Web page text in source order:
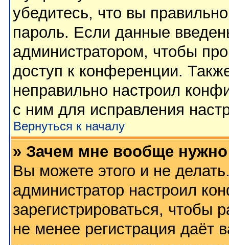
убедитесь, что вы
пароль. Если данные
администратором, чтобы
доступ к конференции.
неправильно настроил
с ним для исправления
Вернуться к началу
» Зачем мне вообще нужно
Вы можете этого и не
администратор настроил
зарегистрироваться,
не менее регистрация даёт